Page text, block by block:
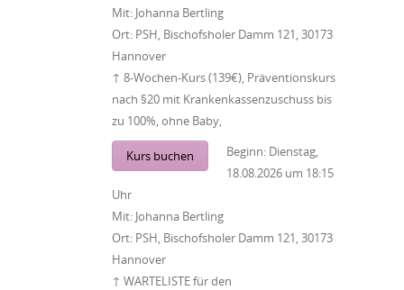
Mit: Johanna Bertling
Ort: PSH, Bischofsholer Damm 121, 30173
Hannover
↑ 8-Wochen-Kurs (139€), Präventionskurs
nach §20 mit Krankenkassenzuschuss bis
zu 100%, ohne Baby,
Kurs buchen Beginn: Dienstag,
18.08.2026 um 18:15
Uhr
Mit: Johanna Bertling
Ort: PSH, Bischofsholer Damm 121, 30173
Hannover
↑ WARTELISTE für den